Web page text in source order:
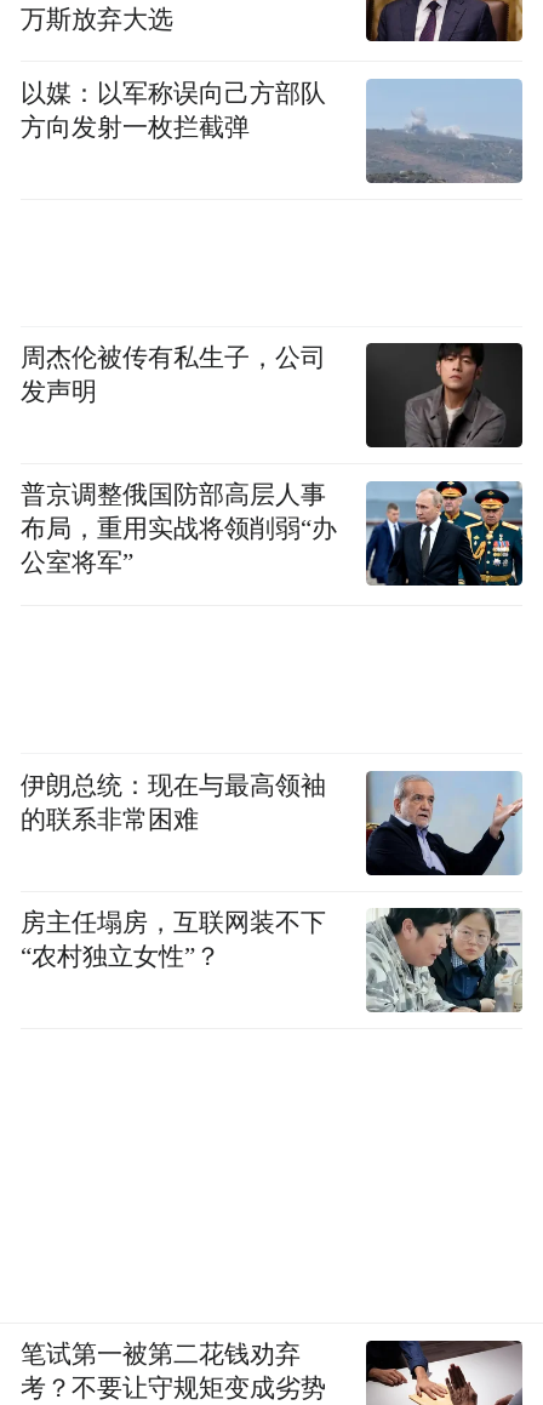
万斯放弃大选
以媒：以军称误向己方部队
方向发射一枚拦截弹
周杰伦被传有私生子，公司
发声明
普京调整俄国防部高层人事
布局，重用实战将领削弱“办
公室将军”
伊朗总统：现在与最高领袖
的联系非常困难
房主任塌房，互联网装不下
“农村独立女性”？
笔试第一被第二花钱劝弃
考？不要让守规矩变成劣势